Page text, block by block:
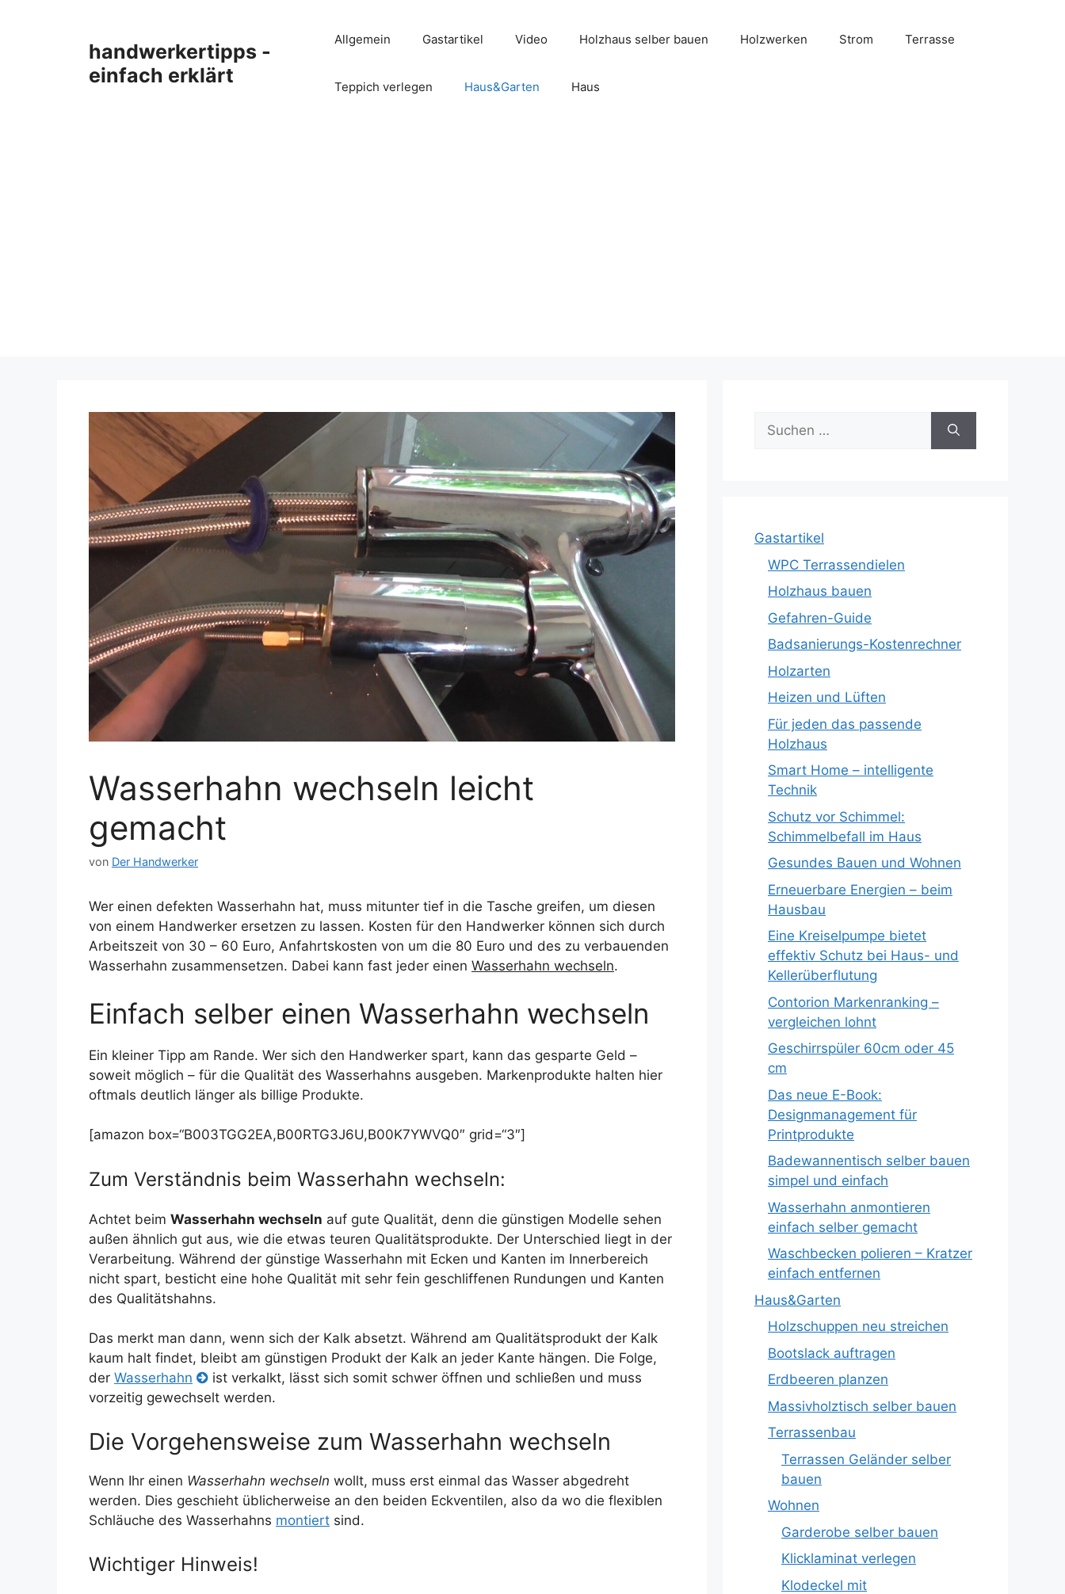
handwerkertipps -
einfach erklärt
Allgemein Gastartikel Video Holzhaus selber bauen Holzwerken Strom Terrasse
Teppich verlegen Haus&Garten Haus
Wasserhahn wechseln leicht
gemacht
von Der Handwerker
Wer einen defekten Wasserhahn hat, muss mitunter tief in die Tasche greifen, um diesen
von einem Handwerker ersetzen zu lassen. Kosten für den Handwerker können sich durch
Arbeitszeit von 30 – 60 Euro, Anfahrtskosten von um die 80 Euro und des zu verbauenden
Wasserhahn zusammensetzen. Dabei kann fast jeder einen Wasserhahn wechseln.
Einfach selber einen Wasserhahn wechseln
Ein kleiner Tipp am Rande. Wer sich den Handwerker spart, kann das gesparte Geld –
soweit möglich – für die Qualität des Wasserhahns ausgeben. Markenprodukte halten hier
oftmals deutlich länger als billige Produkte.
[amazon box=“B003TGG2EA,B00RTG3J6U,B00K7YWVQ0″ grid=“3″]
Zum Verständnis beim Wasserhahn wechseln:
Achtet beim Wasserhahn wechseln auf gute Qualität, denn die günstigen Modelle sehen
außen ähnlich gut aus, wie die etwas teuren Qualitätsprodukte. Der Unterschied liegt in der
Verarbeitung. Während der günstige Wasserhahn mit Ecken und Kanten im Innerbereich
nicht spart, besticht eine hohe Qualität mit sehr fein geschliffenen Rundungen und Kanten
des Qualitätshahns.
Das merkt man dann, wenn sich der Kalk absetzt. Während am Qualitätsprodukt der Kalk
kaum halt findet, bleibt am günstigen Produkt der Kalk an jeder Kante hängen. Die Folge,
der Wasserhahn
ist verkalkt, lässt sich somit schwer öffnen und schließen und muss
vorzeitig gewechselt werden.
Die Vorgehensweise zum Wasserhahn wechseln
Wenn Ihr einen Wasserhahn wechseln wollt, muss erst einmal das Wasser abgedreht
werden. Dies geschieht üblicherweise an den beiden Eckventilen, also da wo die flexiblen
Schläuche des Wasserhahns montiert sind.
Wichtiger Hinweis!
Suche
nach:
Gastartikel
WPC Terrassendielen
Holzhaus bauen
Gefahren-Guide
Badsanierungs-Kostenrechner
Holzarten
Heizen und Lüften
Für jeden das passende
Holzhaus
Smart Home – intelligente
Technik
Schutz vor Schimmel:
Schimmelbefall im Haus
Gesundes Bauen und Wohnen
Erneuerbare Energien – beim
Hausbau
Eine Kreiselpumpe bietet
effektiv Schutz bei Haus- und
Kellerüberflutung
Contorion Markenranking –
vergleichen lohnt
Geschirrspüler 60cm oder 45
cm
Das neue E-Book:
Designmanagement für
Printprodukte
Badewannentisch selber bauen
simpel und einfach
Wasserhahn anmontieren
einfach selber gemacht
Waschbecken polieren – Kratzer
einfach entfernen
Haus&Garten
Holzschuppen neu streichen
Bootslack auftragen
Erdbeeren planzen
Massivholztisch selber bauen
Terrassenbau
Terrassen Geländer selber
bauen
Wohnen
Garderobe selber bauen
Klicklaminat verlegen
Klodeckel mit